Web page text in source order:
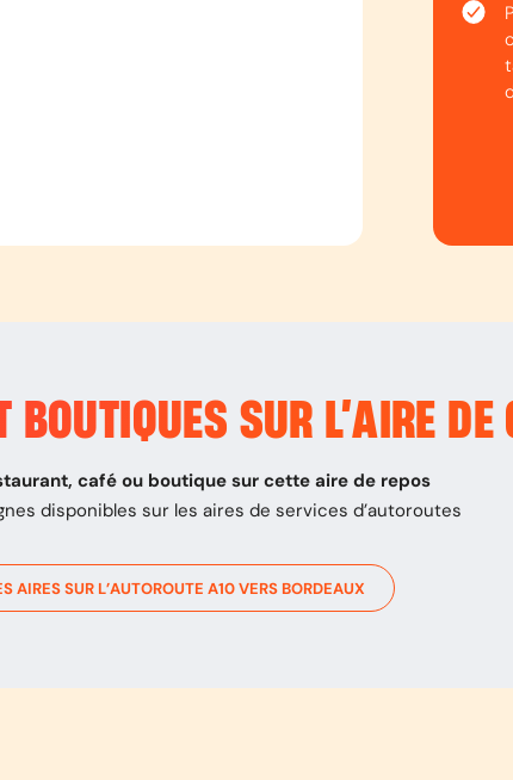
BOUTIQUES SUR L’AIRE DE
café ou boutique sur cette aire de repos
disponibles sur les aires de services d’autoroutes
AIRES SUR L’AUTOROUTE A10VERS BORDEAUX